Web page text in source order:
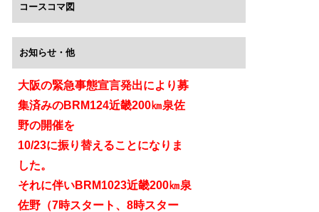
コースコマ図
お知らせ・他
大阪の緊急事態宣言発出により募
集済みのBRM124近畿200㎞泉佐
野の開催を
10/23に振り替えることになりま
した。
それに伴いBRM1023近畿200㎞泉
佐野（7時スタート、8時スター